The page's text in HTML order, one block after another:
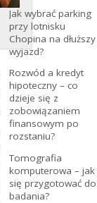
Jak wybrać parking
przy lotnisku
Chopina na dłuższy
wyjazd?
Rozwód a kredyt
hipoteczny – co
dzieje się z
zobowiązaniem
finansowym po
rozstaniu?
Tomografia
komputerowa – jak
się przygotować do
badania?